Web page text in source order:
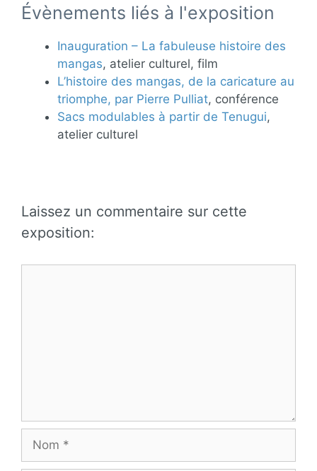
Évènements liés à l'exposition
Inauguration – La fabuleuse histoire des
mangas, atelier culturel, film
L’histoire des mangas, de la caricature au
triomphe, par Pierre Pulliat, conférence
Sacs modulables à partir de Tenugui,
atelier culturel
Laissez un commentaire sur cette
exposition:
Nom